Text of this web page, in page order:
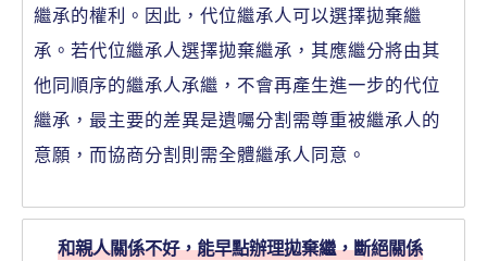
繼承的權利。因此，代位繼承人可以選擇拋棄繼
承。若代位繼承人選擇拋棄繼承，其應繼分將由其
他同順序的繼承人承繼，不會再產生進一步的代位
繼承，最主要的差異是遺囑分割需尊重被繼承人的
意願，而協商分割則需全體繼承人同意。
和親人關係不好，能早點辦理拋棄繼，斷絕關係